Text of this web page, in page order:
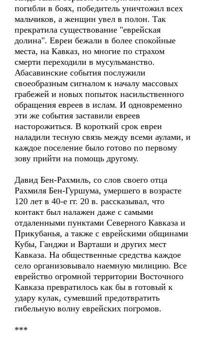
погибли в боях, победитель уничтожил всех
мальчиков, а женщин увел в полон. Так
прекратила существование "еврейская
долина". Евреи бежали в более спокойные
места, на Кавказ, но многие по страхом
смерти переходили в мусульманство.
Абасавинские события послужили
своеобразным сигналом к началу массовых
грабежей и новых попыток насильственного
обращения евреев в ислам. И одновременно
эти же события заставили евреев
насторожиться. В короткий срок евреи
наладили тесную связь между всеми аулами, и
каждое поселение было готово по первому
зову прийти на помощь другому.
Давид Бен-Рахмиль, со слов своего отца
Рахмиля Бен-Гуршума, умершего в возрасте
120 лет в 40-е гг. 20 в. рассказывал, что
контакт был налажен даже с самыми
отдаленными пунктами Северного Кавказа и
Прикубанья, а также с еврейскими общинами
Кубы, Ганджи и Варташи и других мест
Кавказа. На общественные средства каждое
село организовывало наемную милицию. Все
еврейство огромной территории Восточного
Кавказа превратилось как бы в готовый к
удару кулак, сумевший предотвратить
гибельную волну еврейских погромов.
***